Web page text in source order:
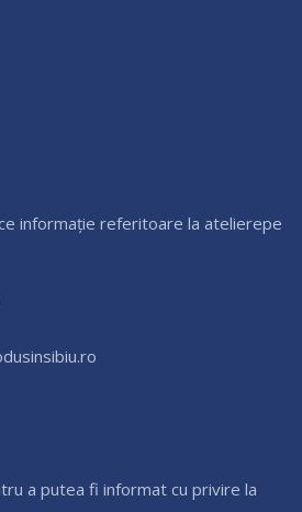
informație referitoare la atelierepe
a putea fi informat cu privire la